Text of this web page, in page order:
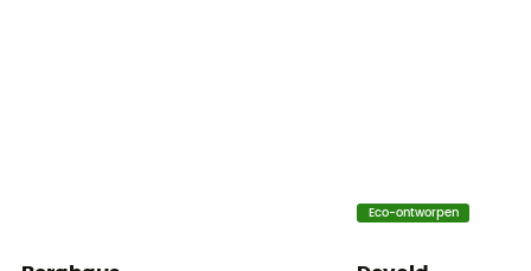
Eco-ontworpen